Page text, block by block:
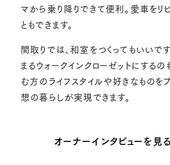
マから乗り降りできて便利。愛車をリ
ともできます。
間取りでは、和室をつくってもいいで
まるウォークインクローゼットにするの
む方のライフスタイルや好きなものを
想の暮らしが実現できます。
オーナーインタビューを見る